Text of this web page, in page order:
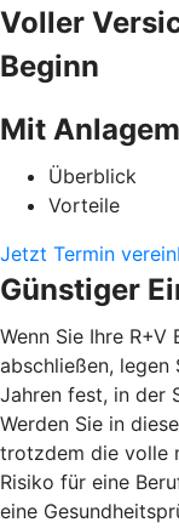
Voller
Beginn
Mit
Überblick
Vorteile
Jetzt Termin
Günstiger
Wenn Sie Ihre
abschließen, legen
Jahren fest, in der
Werden Sie in
trotzdem die volle
Risiko für eine
eine